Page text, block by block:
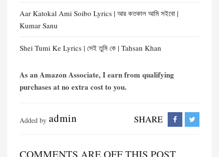
Aar Katokal Ami Soibo Lyrics | আর কতকাল আমি সইবো |
Kumar Sanu
Shei Tumi Ke Lyrics | সেই তুমি কে | Tahsan Khan
As an Amazon Associate, I earn from qualifying
purchases at no extra cost to you.
Added by admin SHARE
COMMENTS ARE OFF THIS POST